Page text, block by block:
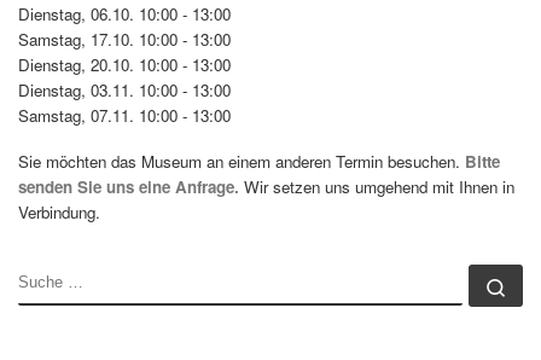
Dienstag, 06.10. 10:00 - 13:00
Samstag, 17.10. 10:00 - 13:00
Dienstag, 20.10. 10:00 - 13:00
Dienstag, 03.11. 10:00 - 13:00
Samstag, 07.11. 10:00 - 13:00
Sie möchten das Museum an einem anderen Termin besuchen. Bitte
senden Sie uns eine Anfrage. Wir setzen uns umgehend mit Ihnen in
Verbindung.
SUCHE